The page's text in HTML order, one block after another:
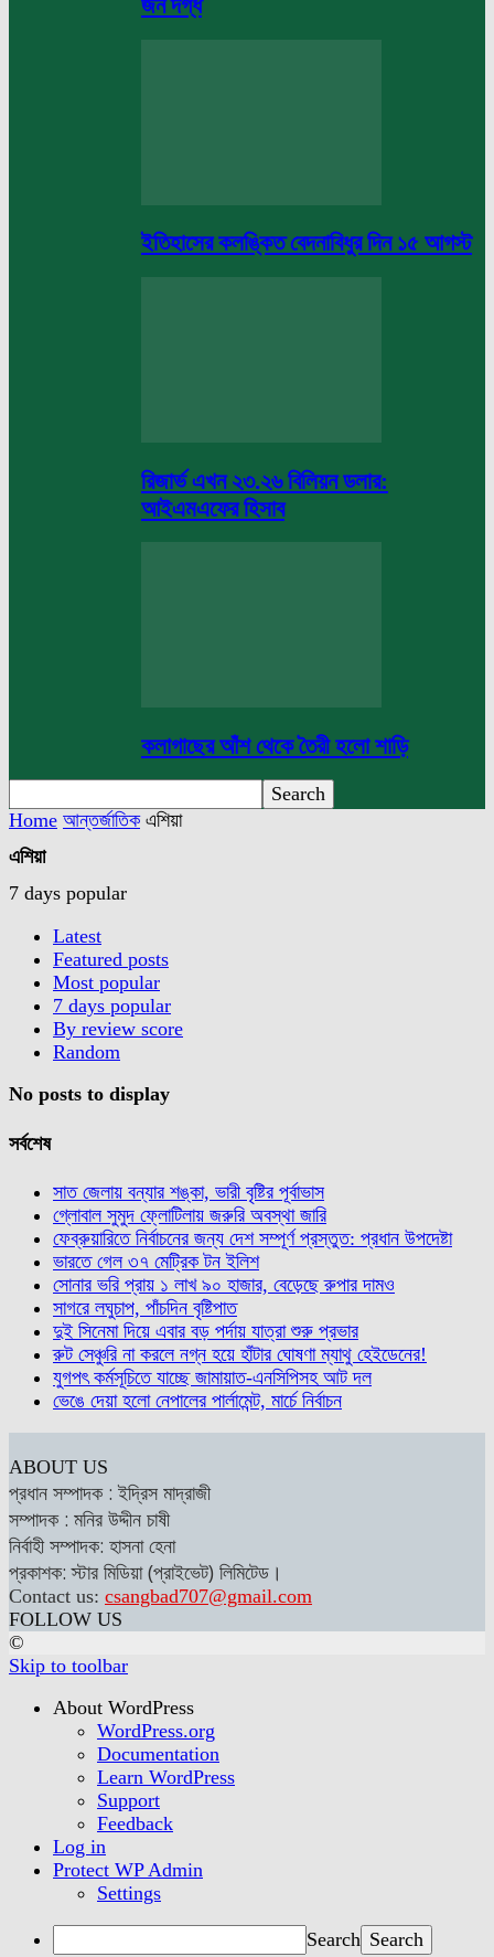
জন দগ্ধ
ইতিহাসের কলঙ্কিত বেদনাবিধুর দিন ১৫ আগস্ট
রিজার্ভ এখন ২৩.২৬ বিলিয়ন ডলার:
আইএমএফের হিসাব
কলাগাছের আঁশ থেকে তৈরী হলো শাড়ি
Home আন্তর্জাতিক এশিয়া
এশিয়া
7 days popular
Latest
Featured posts
Most popular
7 days popular
By review score
Random
No posts to display
সর্বশেষ
সাত জেলায় বন্যার শঙ্কা, ভারী বৃষ্টির পূর্বাভাস
গ্লোবাল সুমুদ ফ্লোটিলায় জরুরি অবস্থা জারি
ফেব্রুয়ারিতে নির্বাচনের জন্য দেশ সম্পূর্ণ প্রস্তুত: প্রধান উপদেষ্টা
ভারতে গেল ৩৭ মেট্রিক টন ইলিশ
সোনার ভরি প্রায় ১ লাখ ৯০ হাজার, বেড়েছে রুপার দামও
সাগরে লঘুচাপ, পাঁচদিন বৃষ্টিপাত
দুই সিনেমা দিয়ে এবার বড় পর্দায় যাত্রা শুরু প্রভার
রুট সেঞ্চুরি না করলে নগ্ন হয়ে হাঁটার ঘোষণা ম্যাথু হেইডেনের!
যুগপৎ কর্মসূচিতে যাচ্ছে জামায়াত-এনসিপিসহ আট দল
ভেঙে দেয়া হলো নেপালের পার্লামেন্ট, মার্চে নির্বাচন
ABOUT US
প্রধান সম্পাদক : ইদ্রিস মাদ্রাজী
সম্পাদক : মনির উদ্দীন চাষী
নির্বাহী সম্পাদক: হাসনা হেনা
প্রকাশক: স্টার মিডিয়া (প্রাইভেট) লিমিটেড।
Contact us: csangbad707@gmail.com
FOLLOW US
©
Skip to toolbar
About WordPress
WordPress.org
Documentation
Learn WordPress
Support
Feedback
Log in
Protect WP Admin
Settings
Search